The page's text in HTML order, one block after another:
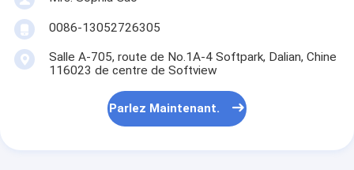
0086-13052726305
Salle A-705, route de No.1A-4 Softpark, Dalian, Chine
116023 de centre de Softview
Parlez Maintenant.